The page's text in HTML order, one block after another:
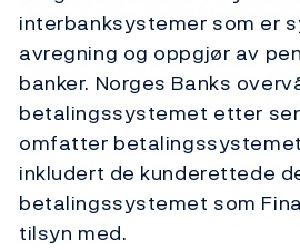
interbanksystemer som er
avregning og oppgjør av
banker. Norges Banks
betalingssystemet etter
omfatter
inkludert de kunderettede
betalingssystemet som
tilsyn med.